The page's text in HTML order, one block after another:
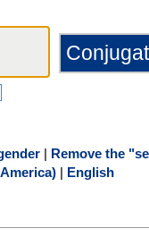
| Remove the
| English